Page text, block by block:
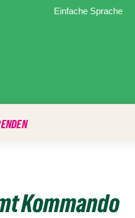
Einfache Sprache
Kommando